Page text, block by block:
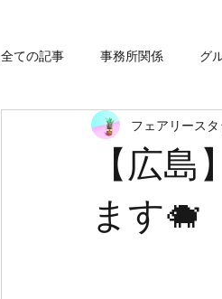
全ての記事 事務所関係 グ
fairy小倉店 fairy栄店
【広
ます🐗
フェアリース